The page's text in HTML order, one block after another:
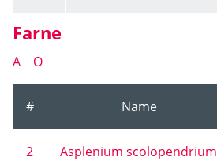
Farne
A O
# Name
2
Asplenium scolopendrium